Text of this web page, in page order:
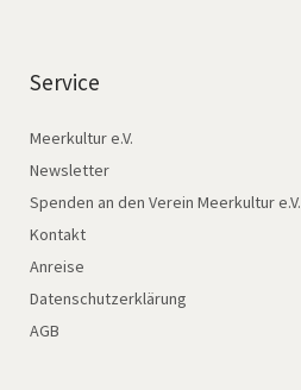
Service
Meerkultur e.V.
Newsletter
Spenden an den Verein Meerkultur e.V.
Kontakt
Anreise
Datenschutzerklärung
AGB